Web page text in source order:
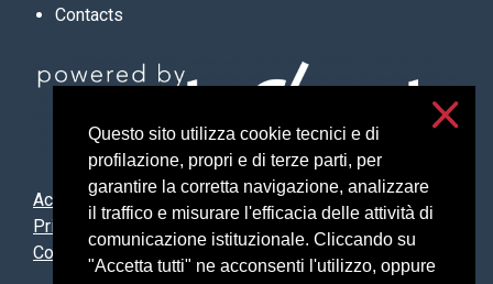
Questo sito utilizza cookie tecnici e di
profilazione, propri e di terze parti, per
garantire la corretta navigazione, analizzare
il traffico e misurare l'efficacia delle attività di
comunicazione istituzionale. Cliccando su
"Accetta tutti" ne acconsenti l'utilizzo, oppure
Contacts
Accessibilità
Privacy and cookies
Cookie settings